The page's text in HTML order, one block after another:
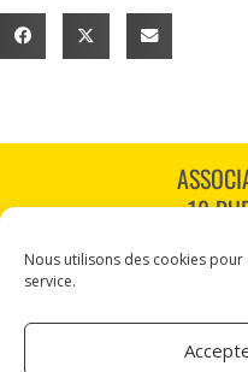
Nous utilisons des cookies
service.
18
TÉL :